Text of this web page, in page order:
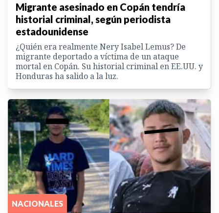
Migrante asesinado en Copán tendría
historial criminal, según periodista
estadounidense
¿Quién era realmente Nery Isabel Lemus? De
migrante deportado a víctima de un ataque
mortal en Copán. Su historial criminal en EE.UU. y
Honduras ha salido a la luz.
NACIONALES